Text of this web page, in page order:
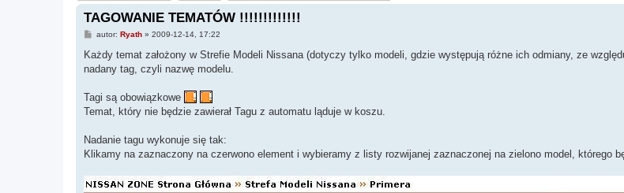
TAGOWANIE TEMATÓW !!!!!!!!!!!!!
P
s
autor: Ryath» 2009-12-14, 17:22
Każdy temat założony w Strefie Modeli Nissana (dotyczy tylko modeli, gdzie występują różne ich odmiany, ze
nadany tag, czyli nazwę modelu.
Tagi są obowiązkowe
Temat, który nie będzie zawierał Tagu z automatu ląduje w koszu.
Nadanie tagu wykonuje się tak:
Klikamy na zaznaczony na czerwono element i wybieramy z listy rozwijanej zaznaczonej na zielono model, którego